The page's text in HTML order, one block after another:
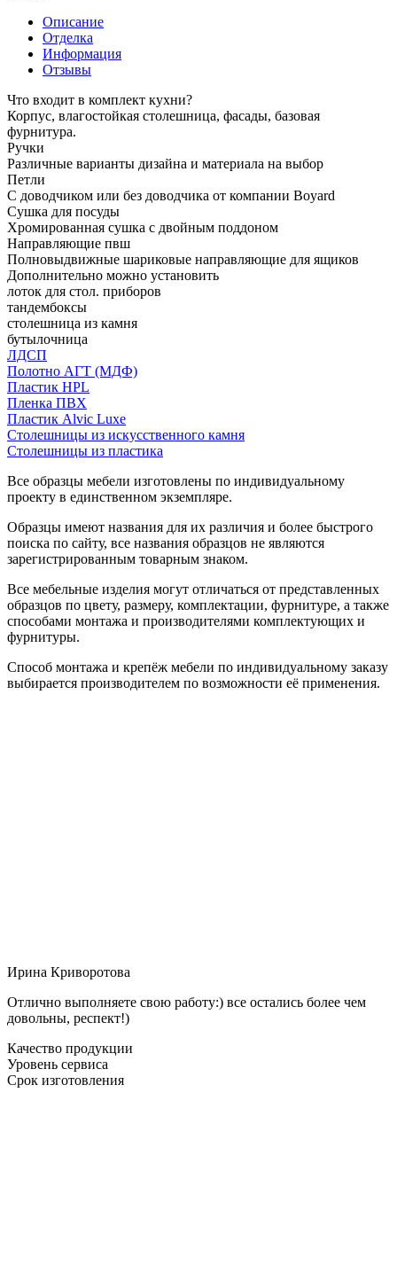
Описание
Отделка
Информация
Отзывы
Что входит в комплект кухни?
Корпус, влагостойкая столешница, фасады, базовая
фурнитура.
Ручки
Различные варианты дизайна и материала на выбор
Петли
С доводчиком или без доводчика от компании Boyard
Сушка для посуды
Хромированная сушка с двойным поддоном
Направляющие пвш
Полновыдвижные шариковые направляющие для ящиков
Дополнительно можно установить
лоток для стол. приборов
тандембоксы
столешница из камня
бутылочница
ЛДСП
Полотно АГТ (МДФ)
Пластик HPL
Пленка ПВХ
Пластик Alvic Luxe
Столешницы из искусственного камня
Столешницы из пластика
Все образцы мебели изготовлены по индивидуальному
проекту в единственном экземпляре.
Образцы имеют названия для их различия и более быстрого
поиска по сайту, все названия образцов не являются
зарегистрированным товарным знаком.
Все мебельные изделия могут отличаться от представленных
образцов по цвету, размеру, комплектации, фурнитуре, а также
способами монтажа и производителями комплектующих и
фурнитуры.
Способ монтажа и крепёж мебели по индивидуальному заказу
выбирается производителем по возможности её применения.
Ирина Криворотова
Отлично выполняете свою работу:) все остались более чем
довольны, респект!)
Качество продукции
Уровень сервиса
Срок изготовления